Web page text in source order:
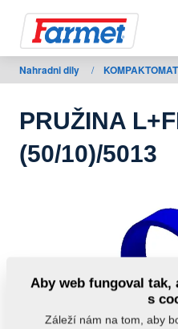
Späť
na
shop
stiahnutie
Nahradni dily / KOMPAKTOMAT
PRUŽINA
(50/10)/5013
Aby web fungoval tak,
s
Záleží nám na tom, aby